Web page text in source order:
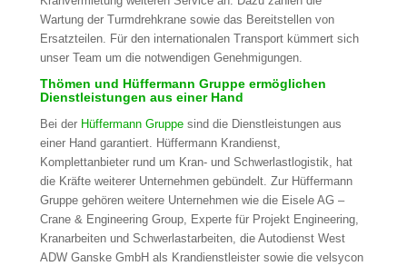
Wartung der Turmdrehkrane sowie das Bereitstellen von
Ersatzteilen. Für den internationalen Transport kümmert sich
unser Team um die notwendigen Genehmigungen.
Thömen und Hüffermann Gruppe ermöglichen
Dienstleistungen aus einer Hand
Bei der Hüffermann Gruppesind die Dienstleistungen aus
einer Hand garantiert. Hüffermann Krandienst,
Komplettanbieter rund um Kran- und Schwerlastlogistik, hat
die Kräfte weiterer Unternehmen gebündelt. Zur Hüffermann
Gruppe gehören weitere Unternehmen wie die Eisele AG –
Crane & Engineering Group, Experte für Projekt Engineering,
Kranarbeiten und Schwerlastarbeiten, die Autodienst West
ADW Ganske GmbH als Krandienstleister sowie die velsycon